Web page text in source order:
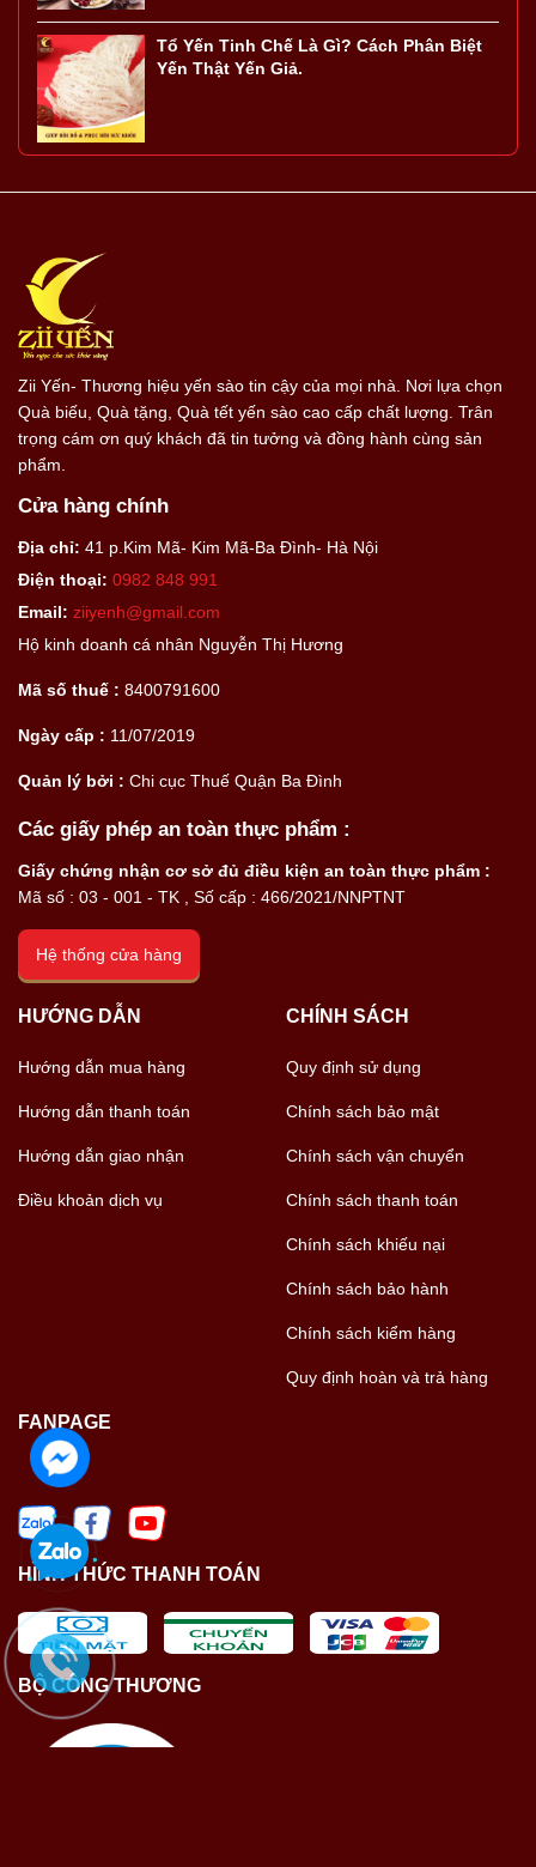
Tổ Yến Tinh Chế Là Gì? Cách Phân Biệt
Yến Thật Yến Giả.
Zii Yến- Thương hiệu yến sào tin cậy của mọi nhà. Nơi lựa chọn
Quà biếu, Quà tặng, Quà tết yến sào cao cấp chất lượng. Trân
trọng cám ơn quý khách đã tin tưởng và đồng hành cùng sản
phẩm.
Cửa hàng chính
Địa chỉ: 41 p.Kim Mã- Kim Mã-Ba Đình- Hà Nội
Điện thoại: 0982 848 991
Email: ziiyenh@gmail.com
Hộ kinh doanh cá nhân Nguyễn Thị Hương
Mã số thuế : 8400791600
Ngày cấp : 11/07/2019
Quản lý bởi : Chi cục Thuế Quận Ba Đình
Các giấy phép an toàn thực phẩm :
Giấy chứng nhận cơ sở đủ điều kiện an toàn thực phẩm :
Mã số : 03 - 001 - TK , Số cấp : 466/2021/NNPTNT
Hệ thống cửa hàng
HƯỚNG DẪN
Hướng dẫn mua hàng
Hướng dẫn thanh toán
Hướng dẫn giao nhận
Điều khoản dịch vụ
CHÍNH SÁCH
Quy định sử dụng
Chính sách bảo mật
Chính sách vận chuyển
Chính sách thanh toán
Chính sách khiếu nại
Chính sách bảo hành
Chính sách kiểm hàng
Quy định hoàn và trả hàng
FANPAGE
HÌNH THỨC THANH TOÁN
BỘ CÔNG THƯƠNG